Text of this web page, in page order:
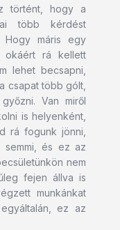
történt, hogy a
több kérdést
Hogy máris egy
okáért rá kellett
lehet becsapni,
csapat több gólt,
Van miről
is helyenként,
rá fogunk jönni,
semmi, és ez az
nem
fejen állva is
munkánkat
ez az